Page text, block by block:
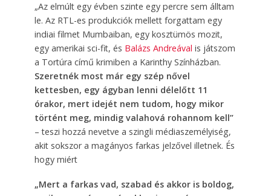
„Az elmúlt egy évben szinte egy percre sem álltam
le. Az RTL-es produkciók mellett forgattam egy
indiai filmet Mumbaiban, egy kosztümös mozit,
egy amerikai sci-fit, és Balázs Andreával is játszom
a Tortúra című krimiben a Karinthy Színházban.
Szeretnék most már egy szép nővel
kettesben, egy ágyban lenni délelőtt 11
órakor, mert idejét nem tudom, hogy mikor
történt meg, mindig valahová rohannom kell”
– teszi hozzá nevetve a szingli médiaszemélyiség,
akit sokszor a magányos farkas jelzővel illetnek. És
hogy miért
„Mert a farkas vad, szabad és akkor is boldog,